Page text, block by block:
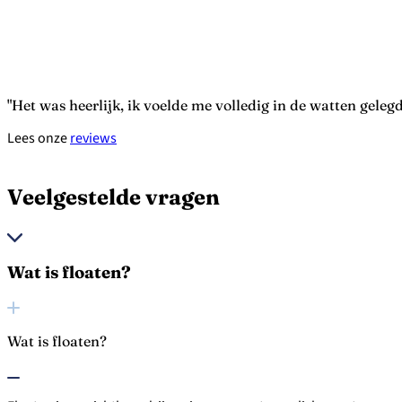
Het was heerlijk, ik voelde me volledig in de watten
Lees onzereviews
Veelgestelde vragen
Wat is floaten?
Wat is floaten?